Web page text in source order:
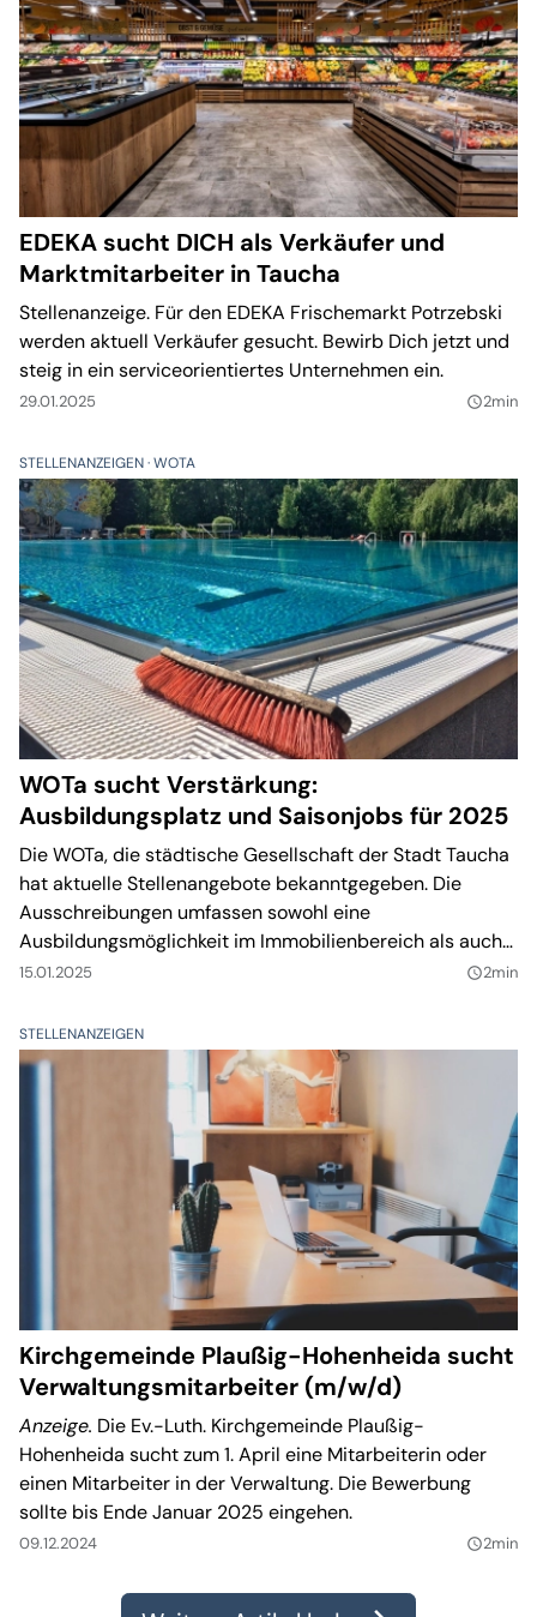
EDEKA sucht DICH als Verkäufer und
Marktmitarbeiter in Taucha
Stellenanzeige. Für den EDEKA Frischemarkt Potrzebski
werden aktuell Verkäufer gesucht. Bewirb Dich jetzt und
steig in ein serviceorientiertes Unternehmen ein.
29.01.2025 query_builder2min
STELLENANZEIGEN WOTA
WOTa sucht Verstärkung:
Ausbildungsplatz und Saisonjobs für 2025
Die WOTa, die städtische Gesellschaft der Stadt Taucha
hat aktuelle Stellenangebote bekanntgegeben. Die
Ausschreibungen umfassen sowohl eine
Ausbildungsmöglichkeit im Immobilienbereich als auch
saisonale Tätigkeiten im PartheBad. Damit bietet das
Interessierte in Taucha und Umgebung.
15.01.2025 query_builder2min
STELLENANZEIGEN
Kirchgemeinde Plaußig-Hohenheida sucht
Verwaltungsmitarbeiter (m/w/d)
Anzeige. Die Ev.-Luth. Kirchgemeinde Plaußig-
Hohenheida sucht zum 1. April eine Mitarbeiterin oder
einen Mitarbeiter in der Verwaltung. Die Bewerbung
sollte bis Ende Januar 2025 eingehen.
09.12.2024 query_builder2min